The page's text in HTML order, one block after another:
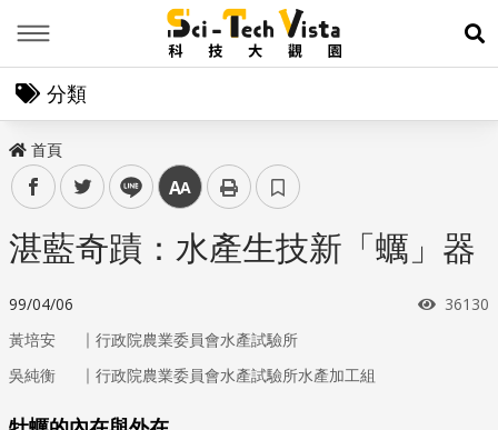
展
分類
首頁
facebooktwitter line 中
湛藍奇蹟：水產生技新「蠣」器
99/04/06 瀏覽次
36130
黃培安 ｜ 行政院農業委員會水產試驗所
吳純衡
｜ 行政院農業委員會水產試驗所水產加工組